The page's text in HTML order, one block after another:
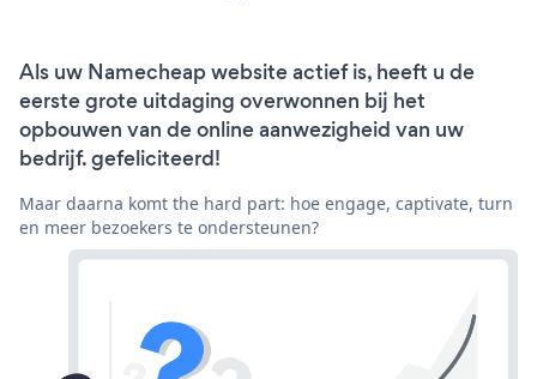
Als uw Namecheap website actief is, heeft u de
eerste grote uitdaging overwonnen bij het
opbouwen van de online aanwezigheid van uw
bedrijf. gefeliciteerd!
Maar daarna komt the hard part: hoe engage, captivate, turn
en meer bezoekers te ondersteunen?